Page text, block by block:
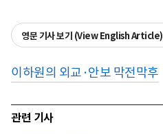
영문 기사 보기 (View English Article)
이하원의 외교·안보 막전막후
관련 기사